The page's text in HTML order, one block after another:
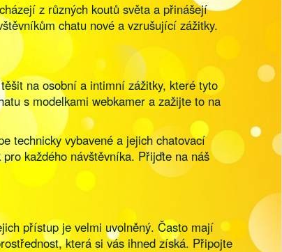
z různých koutů světa a přinášejí
chatu nové a vzrušující zážitky.
na osobní a intimní zážitky, které tyto
s modelkami webkamer a zažijte to na
technicky vybavené a jejich chatovací
každého návštěvníka. Přijďte na náš
přístup je velmi uvolněný. Často mají
která si vás ihned získá. Připojte